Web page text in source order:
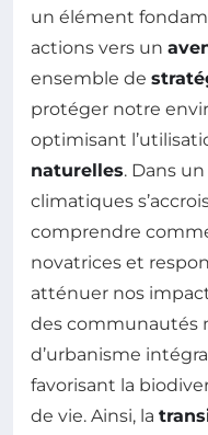
un élément
actions vers un
ensemble de
protéger notre
optimisant
naturelles. Dans
climatiques
comprendre
novatrices et
atténuer nos
des communautés
d’urbanisme
favorisant la
de vie. Ainsi, la